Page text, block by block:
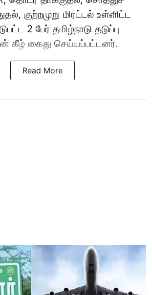
குற்றமுறு மிரட்டல் உள்ளிட்ட
2 பேர் தமிழ்நாடு தடுப்பு
கீழ் கைது செய்யப்பட்டனர்.
Read More